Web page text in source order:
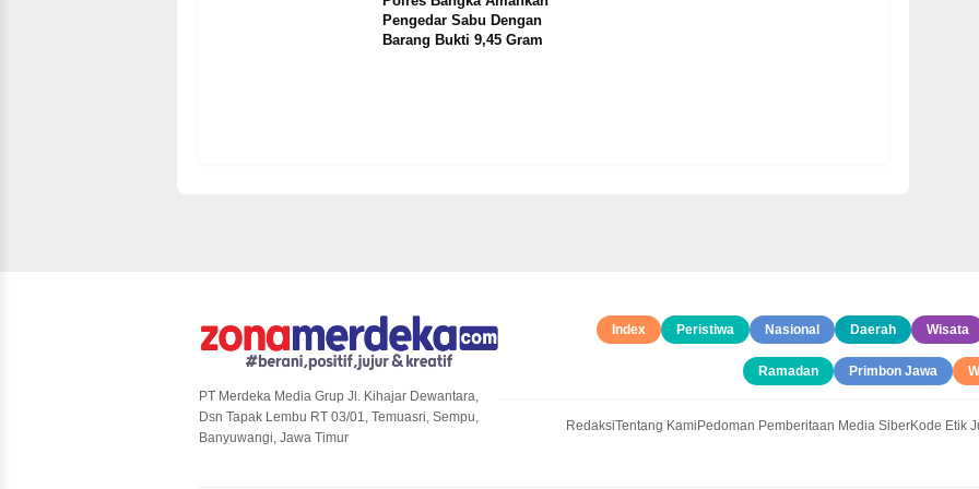
Pengedar Sabu Dengan
Barang Bukti 9,45 Gram
PT Merdeka Media Grup Jl. Kihajar Dewantara,
Dsn Tapak Lembu RT 03/01, Temuasri, Sempu,
Banyuwangi, Jawa Timur
Index Peristiwa Nasional Daerah Wisata
Ramadan Primbon Jawa
RedaksiTentang Kami Pedoman Pemberitaan Media SiberKode Etik